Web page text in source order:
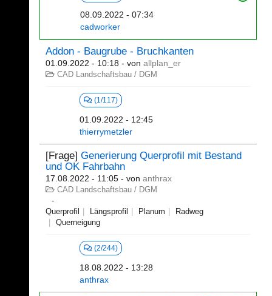
08.09.2022 - 07:34
cadworker
Addon - Baugrube - Bruchkanten
01.09.2022 - 10:18 - von allplan_er
CAD Landschaftsbau / DGM
(1/117)
01.09.2022 - 12:45
thierrymetzler
[Frage] Generierung Querprofil mit Bestand
und OK Fahrbahn
17.08.2022 - 11:05 - von anthrax
CAD Landschaftsbau / DGM
Querprofil Längsprofil Planum
Radweg
Querneigung
(2/244)
18.08.2022 - 13:28
anthrax